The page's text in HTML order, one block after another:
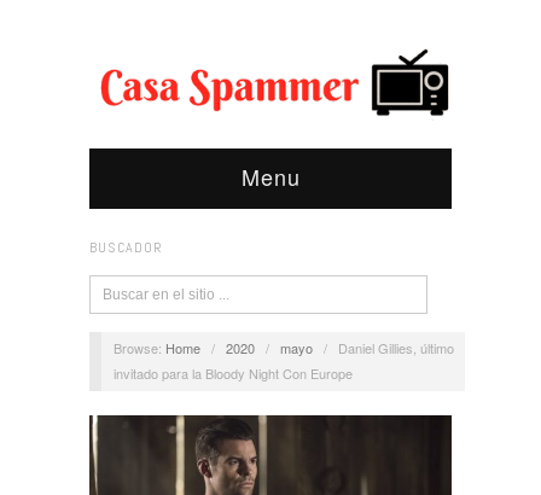
Menu
BUSCADOR
Browse: Home / 2020 / mayo /
Daniel Gillies, último
invitado para la Bloody Night Con Europe